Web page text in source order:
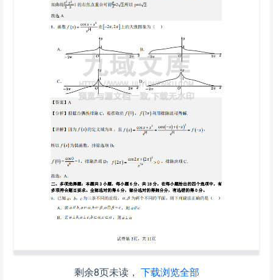
剩余8页未读， 下载浏览全部